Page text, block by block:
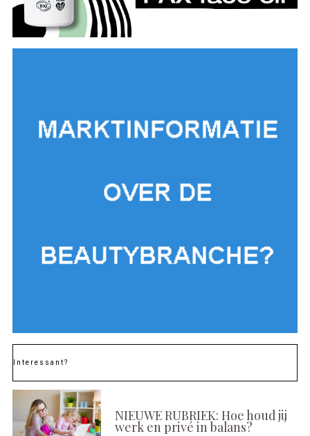
Interessant?
NIEUWE RUBRIEK: Hoe houd jij
werk en privé in balans?